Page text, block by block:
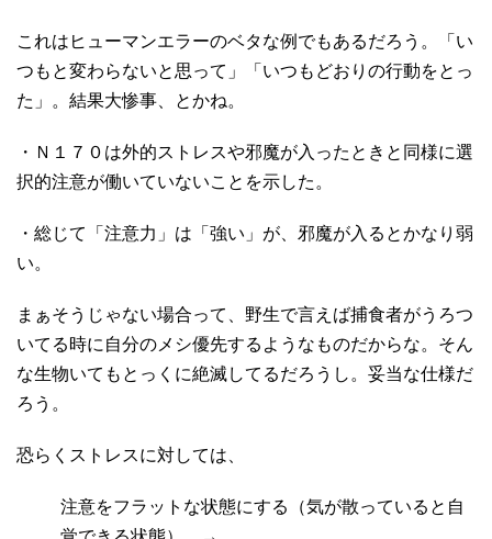
これはヒューマンエラーのベタな例でもあるだろう。「い
つもと変わらないと思って」「いつもどおりの行動をとっ
た」。結果大惨事、とかね。
・Ｎ１７０は外的ストレスや邪魔が入ったときと同様に選
択的注意が働いていないことを示した。
・総じて「注意力」は「強い」が、邪魔が入るとかなり弱
い。
まぁそうじゃない場合って、野生で言えば捕食者がうろつ
いてる時に自分のメシ優先するようなものだからな。そん
な生物いてもとっくに絶滅してるだろうし。妥当な仕様だ
ろう。
恐らくストレスに対しては、
注意をフラットな状態にする（気が散っていると自